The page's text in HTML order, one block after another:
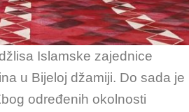
Islamske zajednice
u Bijeloj džamiji. Do sada je
određenih okolnosti